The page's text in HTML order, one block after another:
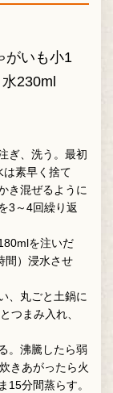
がいも小1
230ml
ぎ、洗う。最初
素早く捨て
き混ぜるように
3～4回繰り返
を注いだ
間）浸水させ
、丸ごと土鍋に
つまみ入れ、
。沸騰したら弱
きあがったら火
15分間蒸らす。